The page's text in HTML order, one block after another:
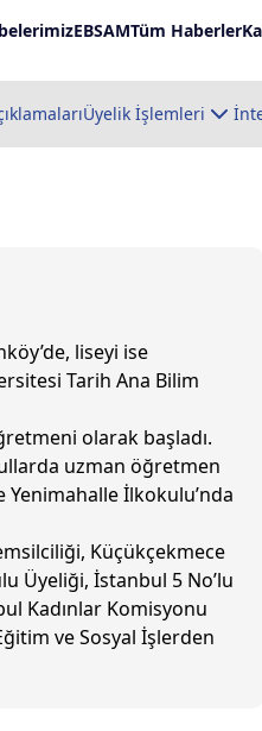
EBSAMTüm Haberler
Üyelik İşlemleri
liseyi ise
Tarih Ana Bilim
olarak başladı.
uzman öğretmen
Yenimahalle İlkokulu’nda
Küçükçekmece
Üyeliği, İstanbul 5 No’lu
Kadınlar Komisyonu
ve Sosyal İşlerden